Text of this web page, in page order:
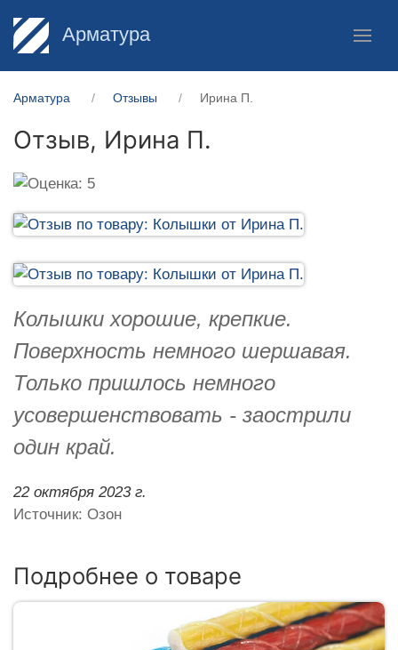
Арматура
Арматура Отзывы Ирина П.
Отзыв, Ирина П.
Колышки хорошие, крепкие.
Поверхность немного шершавая.
Только пришлось немного
усовершенствовать - заострили
один край.
22 октября 2023 г.
Источник: Озон
Подробнее о товаре